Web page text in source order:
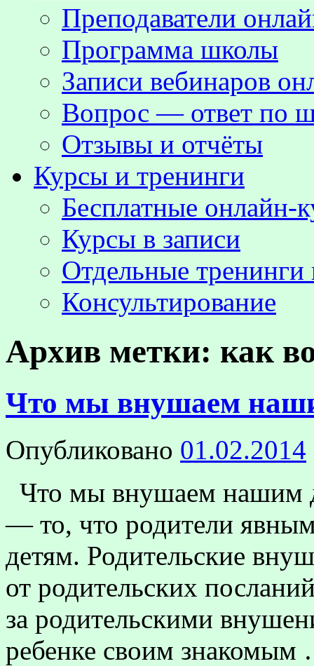
Преподаватели
Программа школы
Записи вебинаров
Вопрос — ответ по
Отзывы и отчёты
Курсы и тренинги
Бесплатные онлайн-
Курсы в записи
Отдельные тренинги
Консультирование
Архив метки: как
Что мы внушаем
Опубликовано 01.02.2014
Что мы внушаем нашим
— то, что родители
детям. Родительские
от родительских
за родительскими
ребенке своим